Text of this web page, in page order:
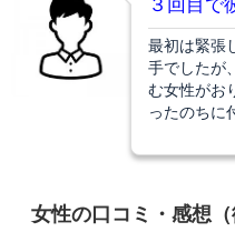
３回目で
最初は緊張
手でしたが
む女性がお
ったのちに
女性の口コミ・感想